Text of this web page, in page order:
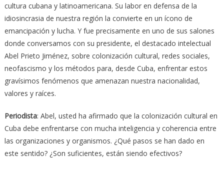
cultura cubana y latinoamericana. Su labor en defensa de la
idiosincrasia de nuestra región la convierte en un ícono de
emancipación y lucha. Y fue precisamente en uno de sus salones
donde conversamos con su presidente, el destacado intelectual
Abel Prieto Jiménez, sobre colonización cultural, redes sociales,
neofascismo y los métodos para, desde Cuba, enfrentar estos
gravísimos fenómenos que amenazan nuestra nacionalidad,
valores y raíces.
Periodista: Abel, usted ha afirmado que la colonización cultural en
Cuba debe enfrentarse con mucha inteligencia y coherencia entre
las organizaciones y organismos. ¿Qué pasos se han dado en
este sentido? ¿Son suficientes, están siendo efectivos?